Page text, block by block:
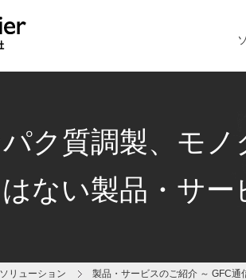
ク質調製、モノ
ない製品・サ
ソリューション 製品・サービスのご紹介 ～ GFC通